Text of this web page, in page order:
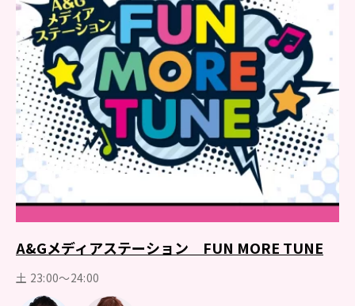
A&Gメディアステーション FUN MORE TUNE
土 23:00～24:00